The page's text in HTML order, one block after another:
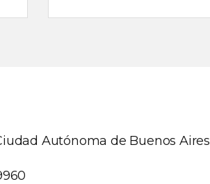
Autónoma de Buenos Aires